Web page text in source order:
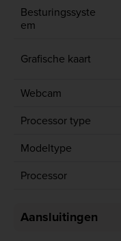
Besturingssyste
em
Grafische kaart
Webcam
Processor type
Modeltype
Processor
Aansluitingen